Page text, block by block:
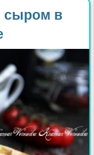
сыром в